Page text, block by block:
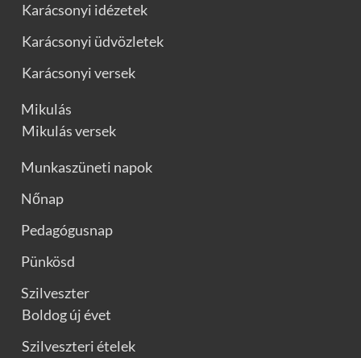
Karácsonyi idézetek
Karácsonyi üdvözletek
Karácsonyi versek
Mikulás
Mikulás versek
Munkaszüneti napok
Nőnap
Pedagógusnap
Pünkösd
Szilveszter
Boldog új évet
Szilveszteri ételek